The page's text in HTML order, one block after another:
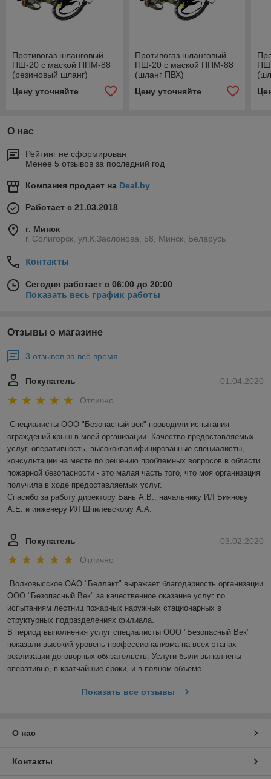
Противогаз шланговый
ПШ-20 с маской ППМ-88
(резиновый шланг)
Цену уточняйте
Противогаз шланговый
ПШ-20 с маской ППМ-88
(шланг ПВХ)
Цену уточняйте
О нас
Рейтинг не сформирован
Менее 5 отзывов за последний год
Компания продает на Deal.by
Работает с 21.03.2018
г. Минск
г. Солигорск, ул.К.Заслонова, 58, Минск, Беларусь
Контакты
Сегодня работает с 06:00 до 20:00
Показать весь график работы
Отзывы о магазине
3 отзывов за всё время
01.04.2020
Покупатель
Отлично
Специалисты ООО "Безопасный век" проводили испытания
ограждений крыш в моей организации. Качество предоставляемых
услуг, оперативность, высококвалифицированные специалисты,
консультации на месте по решению проблемных вопросов в области
пожарной безопасности - это малая часть того, что моя организация
получила в ходе предоставляемых услуг.
Спасибо за работу директору Бань А.В., начальнику ИЛ Биянову
А.Е. и инженеру ИЛ Шпилевскому А.А.
03.02.2020
Покупатель
Отлично
Волковысское ОАО "Беллакт" выражает благодарность организации
ООО "Безопасный Век" за качественное оказание услуг по
испытаниям лестниц пожарных наружных стационарных в
структурных подразделениях филиала.
В период выполнения услуг специалисты ООО "Безопасный Век"
показали высокий уровень профессионализма на всех этапах
реализации договорных обязательств. Услуги были выполнены
оперативно, в кратчайшие сроки, и в полном объеме.
Показать все отзывы
О нас
Контакты